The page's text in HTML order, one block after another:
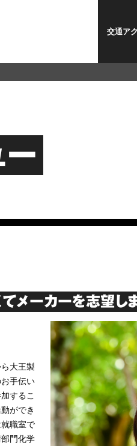
交通ア
ー
メーカーを志望しま
大王製
手伝い
するこ
ができ
職室で
門化学